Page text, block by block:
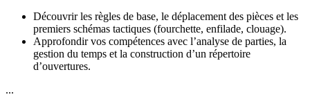
Découvrir les règles de base, le déplacement des pièces et les
premiers schémas tactiques (fourchette, enfilade, clouage).
Approfondir vos compétences avec l’analyse de parties, la
gestion du temps et la construction d’un répertoire
d’ouvertures.
...